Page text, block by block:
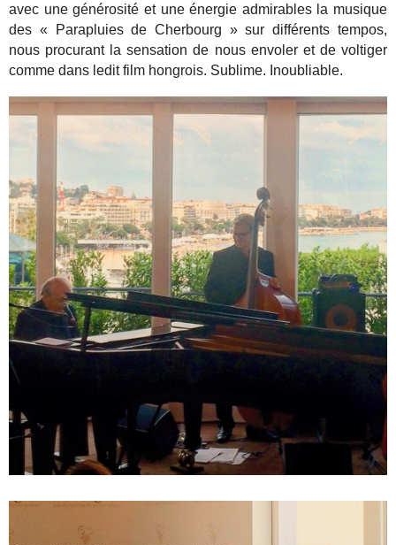
avec une générosité et une énergie admirables la musique
des « Parapluies de Cherbourg » sur différents tempos,
nous procurant la sensation de nous envoler et de voltiger
comme dans ledit film hongrois. Sublime. Inoubliable.